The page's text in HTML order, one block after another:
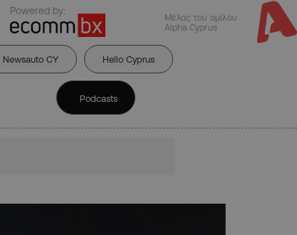
Powered by:
Μέλος του ομίλου
Alpha Cyprus
Newsauto CY Hello Cyprus
Podcasts